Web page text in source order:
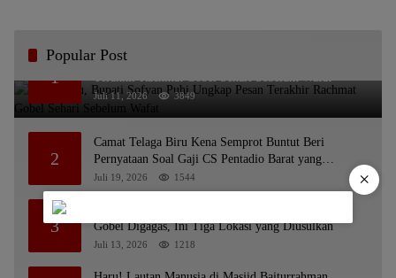
Popular Post
1
Bikin Haru, Bupati Sofyan Puhi Ungkap Pesan
Juli 11, 2026 3849
2
Camat Telaga Biru Kena Semprot Buntut Beri
Pernyataan Soal Gaji CS Pentadio Barat yang
Nunggak
Juli 19, 2026 1544
3
Gobel Digagas, Ini Tiga Lokasi yang Diusulkan
Juli 13, 2026 1218
×